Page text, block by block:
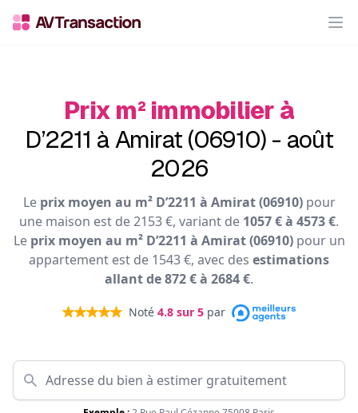
Prix m² immobilier à
D’2211 à Amirat (06910) - août
2026
Le prix moyen au m² D’2211 à Amirat (06910)pour
une maison est de 2153 €, variant de 1057 € à 4573 €.
Le prix moyen au m² D’2211 à Amirat (06910)pour un
appartement est de 1543 €, avec des estimations
allant de 872 € à 2684 €.
Noté 4.8 sur 5 par